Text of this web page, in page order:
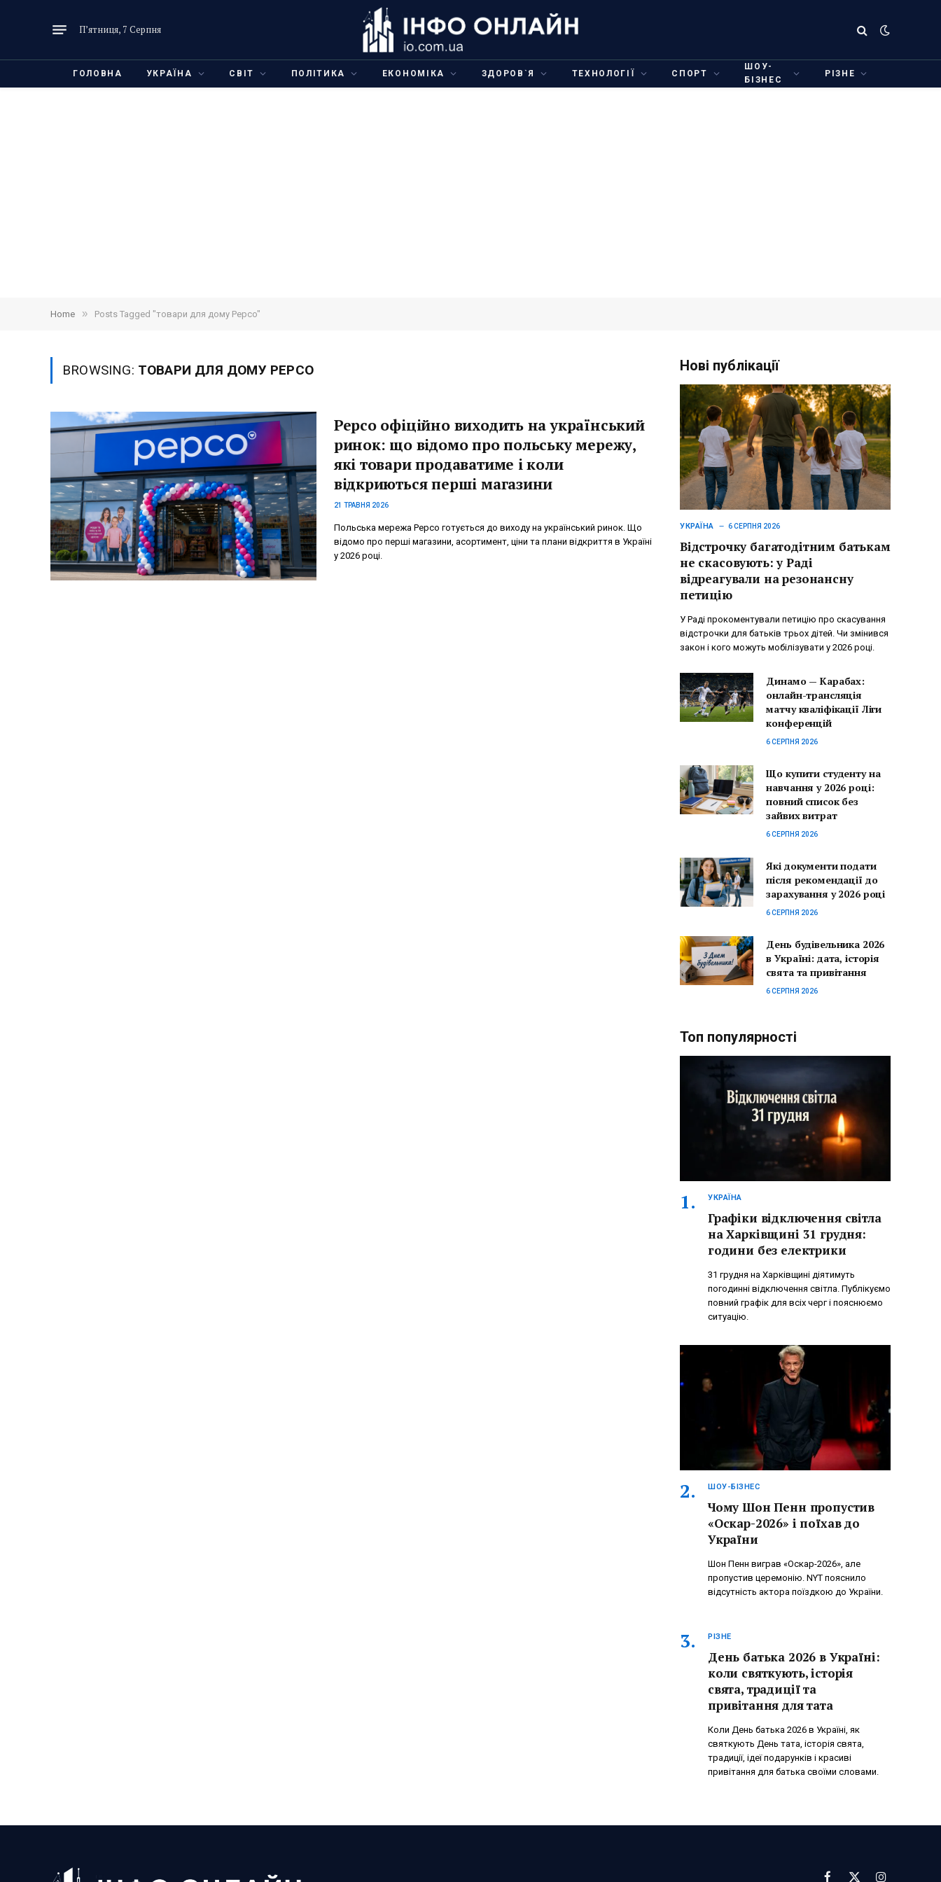
П’ятниця, 7 Серпня
ГОЛОВНА УКРАЇНА СВІТ ПОЛІТИКА ЕКОНОМІКА ЗДОРОВ`Я ТЕХНОЛОГІЇ СПОРТ
ШОУ-
БІЗНЕС
РІЗНЕ
Home » Posts Tagged "товари для дому Pepco"
BROWSING: ТОВАРИ ДЛЯ ДОМУ PEPCO
Pepco офіційно виходить на український
ринок: що відомо про польську мережу,
які товари продаватиме і коли
відкриються перші магазини
21 ТРАВНЯ 2026
Польська мережа Pepco готується до виходу на український ринок. Що
відомо про перші магазини, асортимент, ціни та плани відкриття в Україні
у 2026 році.
Нові публікації
УКРАЇНА 6 СЕРПНЯ 2026
Відстрочку багатодітним батькам
не скасовують: у Раді
відреагували на резонансну
петицію
У Раді прокоментували петицію про скасування
відстрочки для батьків трьох дітей. Чи змінився
закон і кого можуть мобілізувати у 2026 році.
Динамо — Карабах:
онлайн-трансляція
матчу кваліфікації Ліги
конференцій
6 СЕРПНЯ 2026
Що купити студенту на
навчання у 2026 році:
повний список без
зайвих витрат
6 СЕРПНЯ 2026
Які документи подати
після рекомендації до
зарахування у 2026 році
6 СЕРПНЯ 2026
День будівельника 2026
в Україні: дата, історія
свята та привітання
6 СЕРПНЯ 2026
Топ популярності
УКРАЇНА
Графіки відключення світла
на Харківщині 31 грудня:
години без електрики
31 грудня на Харківщині діятимуть
погодинні відключення світла. Публікуємо
повний графік для всіх черг і пояснюємо
ситуацію.
ШОУ-БІЗНЕС
Чому Шон Пенн пропустив
«Оскар-2026» і поїхав до
України
Шон Пенн виграв «Оскар-2026», але
пропустив церемонію. NYT пояснило
відсутність актора поїздкою до України.
РІЗНЕ
День батька 2026 в Україні:
коли святкують, історія
свята, традиції та
привітання для тата
Коли День батька 2026 в Україні, як
святкують День тата, історія свята,
традиції, ідеї подарунків і красиві
привітання для батька своїми словами.